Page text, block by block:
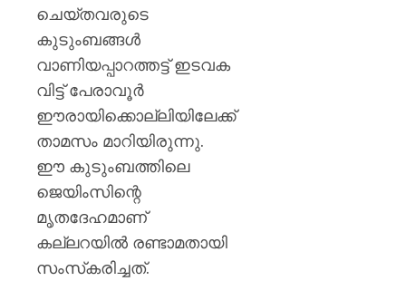
ചെയ്തവരുടെ
കുടുംബങ്ങൾ
വാണിയപ്പാറത്തട്ട് ഇടവക
വിട്ട് പേരാവൂർ
ഈരായിക്കൊല്ലിയിലേക്ക്
താമസം മാറിയിരുന്നു.
ഈ കുടുംബത്തിലെ
ജെയിംസിന്റെ
മൃതദേഹമാണ്
കല്ലറയിൽ രണ്ടാമതായി
സംസ്‌കരിച്ചത്.